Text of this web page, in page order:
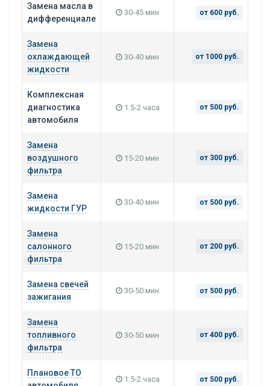
Замена масла в
дифференциале
30-45 мин от 600 руб.
Замена
охлаждающей
жидкости
30-40 мин от 1000 руб.
Комплексная
диагностика
автомобиля
1.5-2 часа от 500 руб.
Замена
воздушного
фильтра
15-20 мин от 300 руб.
Замена
жидкости ГУР
30-40 мин от 500 руб.
Замена
салонного
фильтра
15-20 мин от 200 руб.
Замена свечей
зажигания
30-50 мин от 500 руб.
Замена
топливного
фильтра
30-50 мин от 400 руб.
Плановое ТО
1.5-2 часа от 500 руб.